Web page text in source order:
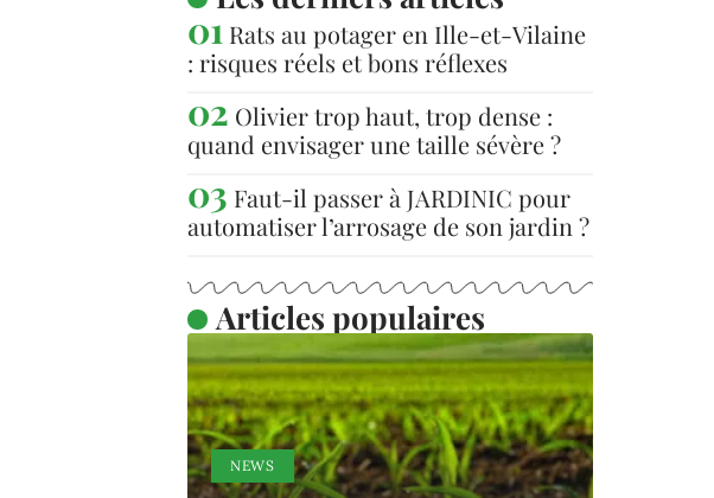
Rats au potager en Ille-et-Vilaine
: risques réels et bons réflexes
Olivier trop haut, trop dense :
quand envisager une taille sévère ?
Faut-il passer à JARDINIC pour
automatiser l’arrosage de son jardin ?
Articles populaires
NEWS